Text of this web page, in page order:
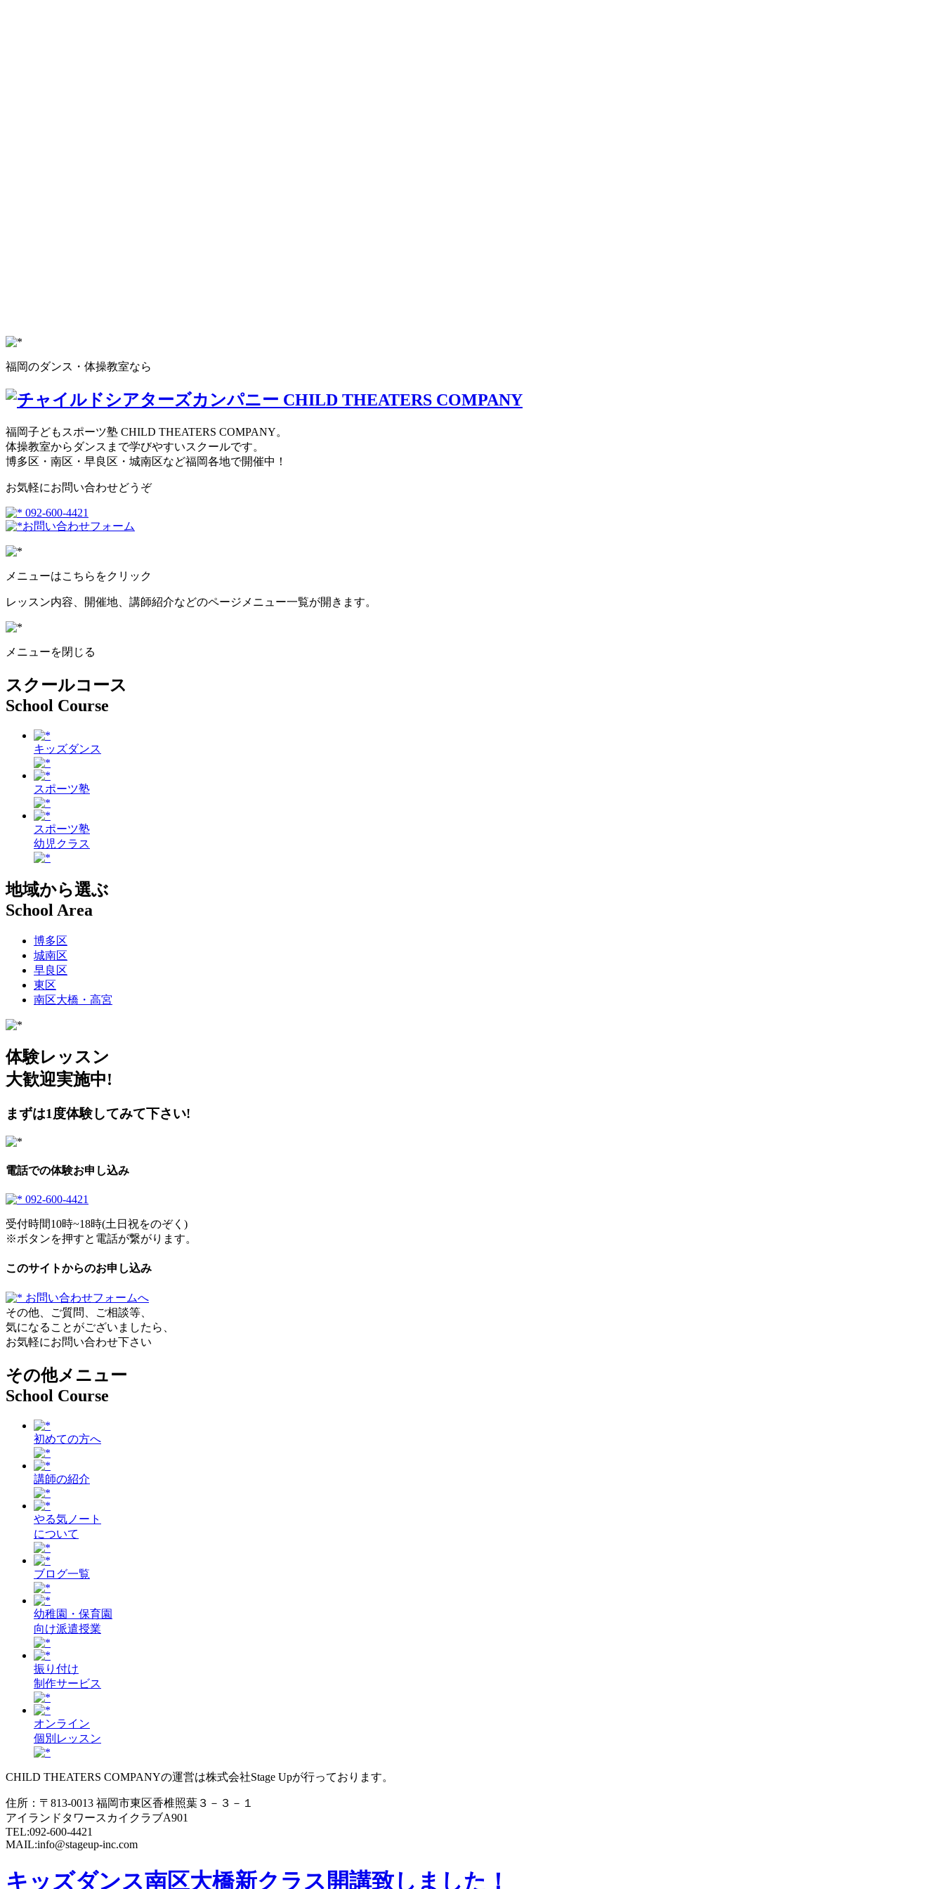
福岡のダンス・体操教室なら
福岡子どもスポーツ塾 CHILD THEATERS COMPANY。
体操教室からダンスまで学びやすいスクールです。
博多区・南区・早良区・城南区など福岡各地で開催中！
お気軽にお問い合わせどうぞ
092-600-4421
お問い合わせフォーム
メニューはこちらをクリック
レッスン内容、開催地、講師紹介などのページメニュー一覧が開きます。
メニューを閉じる
スクールコース
School Course
キッズダンス
スポーツ塾
スポーツ塾
幼児クラス
地域から選ぶ
School Area
博多区
城南区
早良区
東区
南区大橋・高宮
体験レッスン
大歓迎実施中!
まずは1度体験してみて下さい!
電話での体験お申し込み
092-600-4421
受付時間10時~18時(土日祝をのぞく)
※ボタンを押すと電話が繋がります。
このサイトからのお申し込み
お問い合わせフォームへ
その他、ご質問、ご相談等、
気になることがございましたら、
お気軽にお問い合わせ下さい
その他メニュー
School Course
初めての方へ
講師の紹介
やる気ノート
について
ブログ一覧
幼稚園・保育園
向け派遣授業
振り付け
制作サービス
オンライン
個別レッスン
CHILD THEATERS COMPANYの運営は株式会社Stage Upが行っております。
住所：〒813-0013 福岡市東区香椎照葉３－３－１
アイランドタワースカイクラブA901
TEL:092-600-4421
MAIL:info@stageup-inc.com
キッズダンス南区大橋新クラス開講致しました！